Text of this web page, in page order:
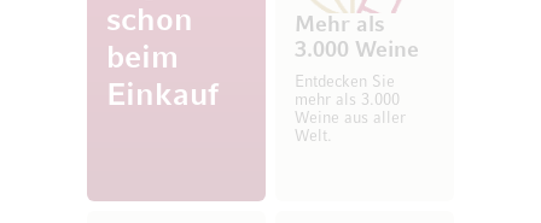
schon
beim
Einkauf
Mehr als
3.000 Weine
Entdecken Sie
mehr als 3.000
Weine aus aller
Welt.